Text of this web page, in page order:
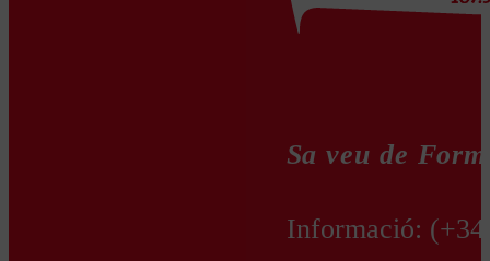
Sa veu de
Informació: